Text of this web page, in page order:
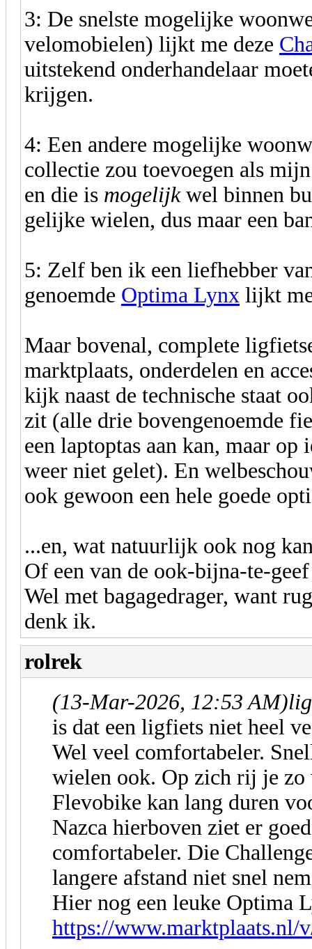
3: De snelste mogelijke
velomobielen) lijkt me deze
uitstekend onderhandelaar
krijgen.
4: Een andere mogelijke
collectie zou toevoegen als
en die is mogelijkwel binnen
gelijke wielen, dus maar een
5: Zelf ben ik een liefhebber
genoemde Optima Lynx lijkt
Maar bovenal, complete
marktplaats, onderdelen en
kijk naast de technische staat
zit (alle drie bovengenoemde
een laptoptas aan kan, maar op
weer niet gelet). En
ook gewoon een hele goede
...en, wat natuurlijk ook nog
Of een van de ook-bijna-te-
Wel met bagagedrager, want
denk ik.
rolrek
(13-Mar-2026, 12:53 AM)
is dat een ligfiets niet heel
Wel veel comfortabeler.
wielen ook. Op zich rij je zo
Flevobike kan lang duren
Nazca hierboven ziet er
comfortabeler. Die
langere afstand niet snel
Hier nog een leuke Optima
https://www.marktplaats.nl/